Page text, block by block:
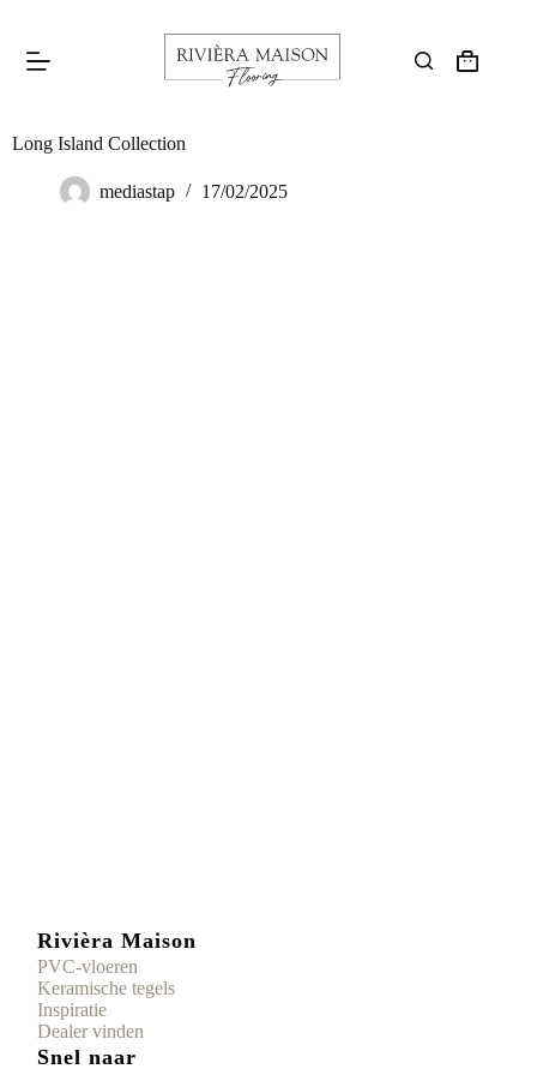
Long Island Collection
mediastap 17/02/2025
Rivièra Maison
PVC-vloeren
Keramische tegels
Inspiratie
Dealer vinden
Snel naar